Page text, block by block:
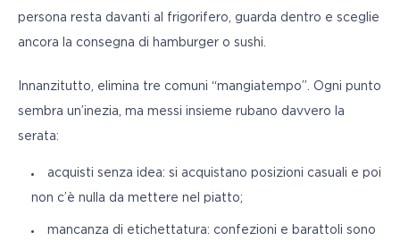
persona resta davanti al frigorifero, guarda dentro e sceglie
ancora la consegna di hamburger o sushi.
Innanzitutto, elimina tre comuni “mangiatempo”. Ogni punto
sembra un’inezia, ma messi insieme rubano davvero la
serata:
acquisti senza idea: si acquistano posizioni casuali e poi
non c’è nulla da mettere nel piatto;
mancanza di etichettatura: confezioni e barattoli sono